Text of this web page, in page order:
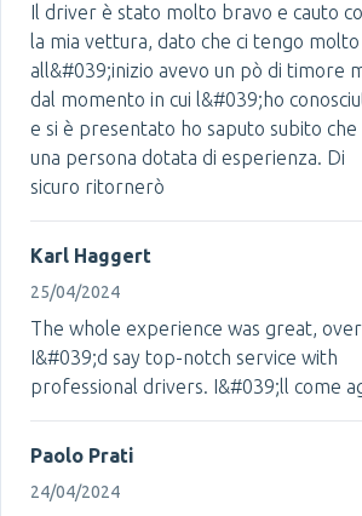
Il driver è stato molto bravo e cauto
la mia vettura, dato che ci tengo molto
all&#039;inizio avevo un pò di timore
dal momento in cui l&#039;ho
e si è presentato ho saputo subito che
una persona dotata di esperienza. Di
sicuro ritornerò
Karl Haggert
25/04/2024
The whole experience was great,
I&#039;d say top-notch service with
professional drivers. I&#039;ll come
Paolo Prati
24/04/2024